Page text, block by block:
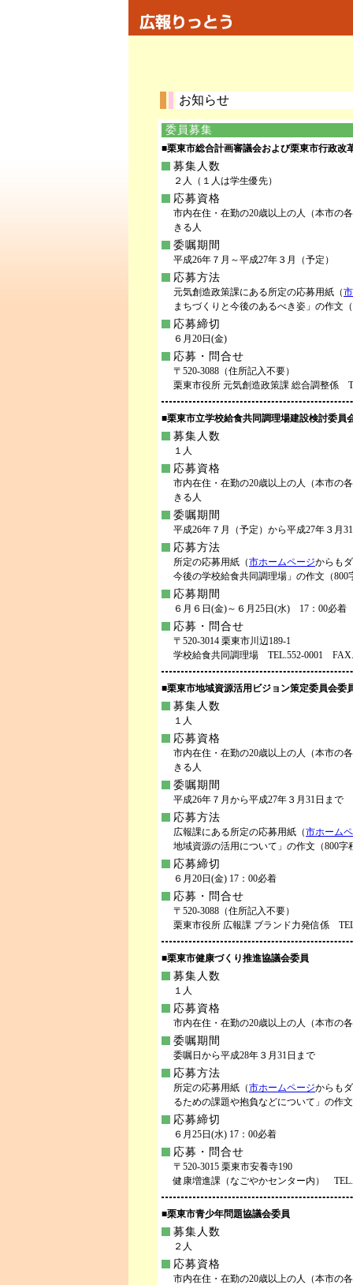
お知らせ
委員募集
■栗東市総合計画審議会および栗東市行政改
募集人数
２人（１人は学生優先）
応募資格
市内在住・在勤の20歳以上の人（本市の
きる人
委嘱期間
平成26年７月～平成27年３月（予定）
応募方法
元気創造政策課にある所定の応募用紙（
まちづくりと今後のあるべき姿」の作文
応募締切
６月20日(金)
応募・問合せ
〒520-3088（住所記入不要）
栗東市役所 元気創造政策課 総合調整係
■栗東市立学校給食共同調理場建設検討委員
募集人数
１人
応募資格
市内在住・在勤の20歳以上の人（本市の
きる人
委嘱期間
平成26年７月（予定）から平成27年３月
応募方法
所定の応募用紙（市ホームページからも
今後の学校給食共同調理場」の作文（
応募期間
６月６日(金)～６月25日(水) 17：00必着
応募・問合せ
〒520-3014 栗東市川辺189-1
学校給食共同調理場 TEL.552-0001
■栗東市地域資源活用ビジョン策定委員会委
募集人数
１人
応募資格
市内在住・在勤の20歳以上の人（本市の
きる人
委嘱期間
平成26年７月から平成27年３月31日まで
応募方法
広報課にある所定の応募用紙（市ホーム
地域資源の活用について」の作文（800
応募締切
６月20日(金) 17：00必着
応募・問合せ
〒520-3088（住所記入不要）
栗東市役所 広報課 ブランド力発信係
■栗東市健康づくり推進協議会委員
募集人数
１人
応募資格
市内在住・在勤の20歳以上の人（本市の
委嘱期間
委嘱日から平成28年３月31日まで
応募方法
所定の応募用紙（市ホームページからも
るための課題や抱負などについて」の作
応募締切
６月25日(水) 17：00必着
応募・問合せ
〒520-3015 栗東市安養寺190
健康増進課（なごやかセンター内）
■栗東市青少年問題協議会委員
募集人数
２人
応募資格
市内在住・在勤の20歳以上の人（本市の